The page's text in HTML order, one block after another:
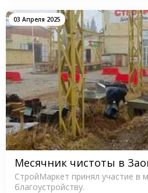
03 Апреля 2025
Месячник чистоты в
СтройМаркет принял участие в
благоустройству.